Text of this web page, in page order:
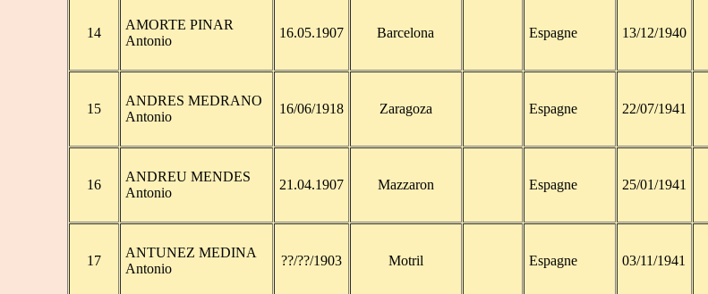
14
AMORTE PINAR
Antonio
16.05.1907 Barcelona Espagne 13/12/1940
15
ANDRES MEDRANO
Antonio
16/06/1918 Zaragoza Espagne 22/07/1941
16
ANDREU MENDES
Antonio
21.04.1907 Mazzaron Espagne 25/01/1941
17
ANTUNEZ MEDINA
Antonio
??/??/1903 Motril Espagne 03/11/1941